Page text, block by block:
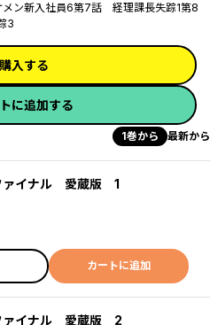
ン新入社員6第7話 経理課長失踪1第8
3
入する
に追加する
1巻から 最新から
ァイナル 愛蔵版 1
カートに追加
ァイナル 愛蔵版 2